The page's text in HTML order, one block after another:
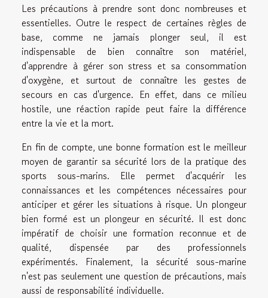
Les précautions à prendre sont donc nombreuses et
essentielles. Outre le respect de certaines règles de
base, comme ne jamais plonger seul, il est
indispensable de bien connaître son matériel,
d'apprendre à gérer son stress et sa consommation
d'oxygène, et surtout de connaître les gestes de
secours en cas d'urgence. En effet, dans ce milieu
hostile, une réaction rapide peut faire la différence
entre la vie et la mort.
En fin de compte, une bonne formation est le meilleur
moyen de garantir sa sécurité lors de la pratique des
sports sous-marins. Elle permet d'acquérir les
connaissances et les compétences nécessaires pour
anticiper et gérer les situations à risque. Un plongeur
bien formé est un plongeur en sécurité. Il est donc
impératif de choisir une formation reconnue et de
qualité, dispensée par des professionnels
expérimentés. Finalement, la sécurité sous-marine
n'est pas seulement une question de précautions, mais
aussi de responsabilité individuelle.